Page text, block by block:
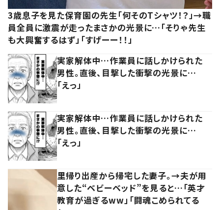
3歳息子を見た保育園の先生「何そのTシャツ！？」→職
員全員に激震が走ったまさかの光景に…「そりゃ先生
も大興奮するはず」「すげーー！！」
実家解体中…作業員に話しかけられた
男性。直後、目撃した衝撃の光景に…
「えっ」
実家解体中…作業員に話しかけられた
男性。直後、目撃した衝撃の光景に…
「えっ」
里帰り出産から帰宅した妻子。→夫が用
意した“ベビーベッド”を見ると…「英才
教育が過ぎるww」「闘魂こめられてる